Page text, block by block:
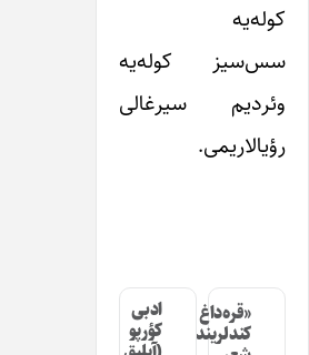
کوله‌یه
سس‌سیز کوله‌یه
وئردیم سیرغالی
رؤیالاریمی.
«قره‌داغ
کندلرینده»
ادبی
کؤرپو